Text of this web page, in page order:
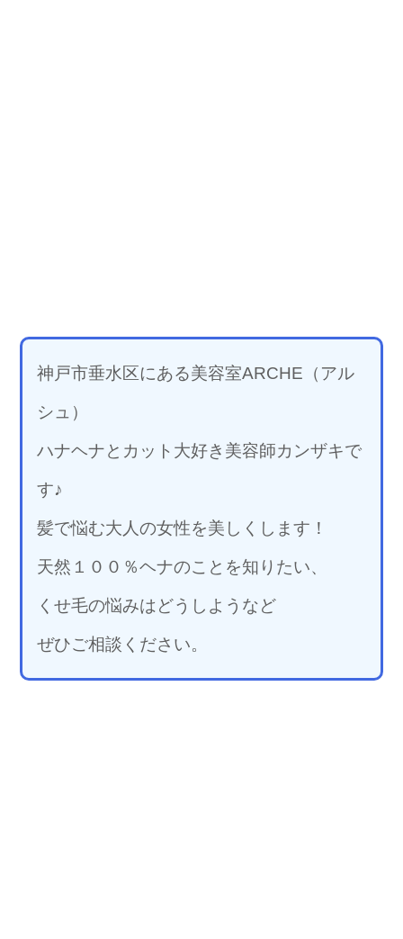
神戸市垂水区にある美容室ARCHE（アル
シュ）
ハナヘナとカット大好き美容師カンザキで
す♪
髪で悩む大人の女性を美しくします！
天然１００％ヘナのことを知りたい、
くせ毛の悩みはどうしようなど
ぜひご相談ください。